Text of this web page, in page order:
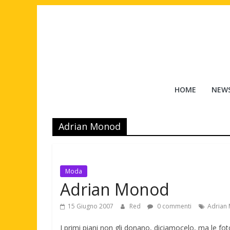
Tuttouomini
Cinema,
Motori,
news
maschile
HOME
Adrian Monod
Moda
Adrian Monod
15 Giugno 2007 Red 0 commenti Adrian
I primi piani non gli donano, diciamocelo, ma le